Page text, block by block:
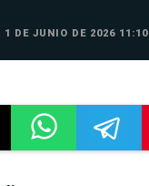
1 DE JUNIO DE 2026 11:10